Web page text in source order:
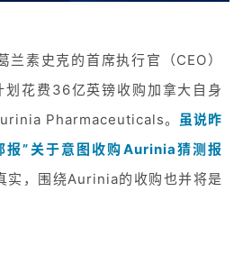
兰素史克的首席执行官（CEO）
花费36亿英镑收购加拿大自身
Pharmaceuticals。 虽说昨
报”关于意图收购Aurinia猜测报
实，围绕Aurinia的收购也并将是